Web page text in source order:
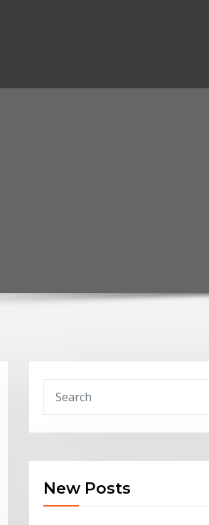
New Posts